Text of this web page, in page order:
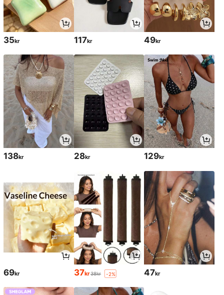
35kr 117kr 49kr
138kr 28kr 129kr
69kr 37kr38kr -2% 47kr